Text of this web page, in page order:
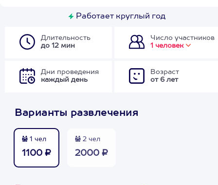
Работает круглый год
Длительность
до 12 мин
Число участников
1 человек
Дни проведения
каждый день
Возраст
от 6 лет
Варианты развлечения
1 чел
1100 ₽
2 чел
2000 ₽